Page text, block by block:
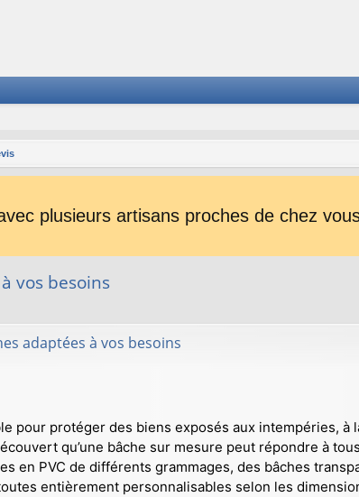
plusieurs artisans proches de chez
vos besoins
adaptées à vos besoins
pour protéger des biens exposés aux intempéries,
qu’une bâche sur mesure peut répondre à
en PVC de différents grammages, des bâches
entièrement personnalisables selon les